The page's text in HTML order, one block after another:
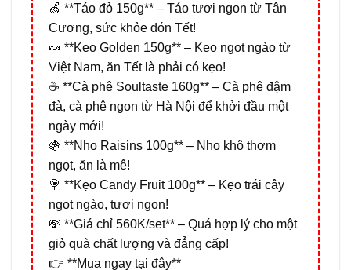
🍏 **Táo đỏ 150g** – Táo tươi ngon từ Tân
Cương, sức khỏe đón Tết!
🍬 **Kẹo Golden 150g** – Kẹo ngọt ngào từ
Việt Nam, ăn Tết là phải có kẹo!
☕ **Cà phê Soultaste 160g** – Cà phê đậm
đà, cà phê ngon từ Hà Nội để khởi đầu một
ngày mới!
🍇 **Nho Raisins 100g** – Nho khô thơm
ngọt, ăn là mê!
🍭 **Kẹo Candy Fruit 100g** – Kẹo trái cây
ngọt ngào, tươi ngon!
💸 **Giá chỉ 560K/set** – Quá hợp lý cho một
giỏ quà chất lượng và đẳng cấp!
👉 **Mua ngay tại đây**